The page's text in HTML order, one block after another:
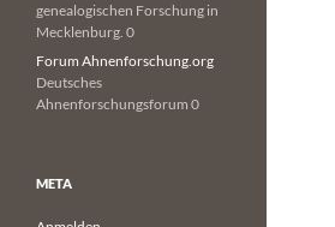
genealogischen Forschung in
Mecklenburg. 0
Forum Ahnenforschung.org
Deutsches
Ahnenforschungsforum 0
META